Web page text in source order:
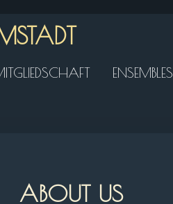
ENSEMBLES
ABOUT US